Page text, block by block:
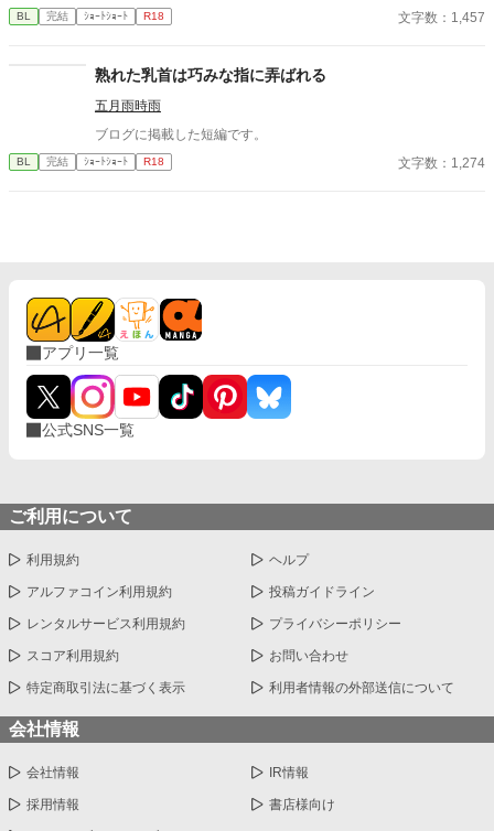
BL 完結 ｼｮｰﾄｼｮｰﾄ R18 文字数：1,457
熟れた乳首は巧みな指に弄ばれる
五月雨時雨
ブログに掲載した短編です。
BL 完結 ｼｮｰﾄｼｮｰﾄ R18 文字数：1,274
アプリ一覧
公式SNS一覧
ご利用について
利用規約 ヘルプ
アルファコイン利用規約 投稿ガイドライン
レンタルサービス利用規約 プライバシーポリシー
スコア利用規約 お問い合わせ
特定商取引法に基づく表示 利用者情報の外部送信について
会社情報
会社情報 IR情報
採用情報 書店様向け